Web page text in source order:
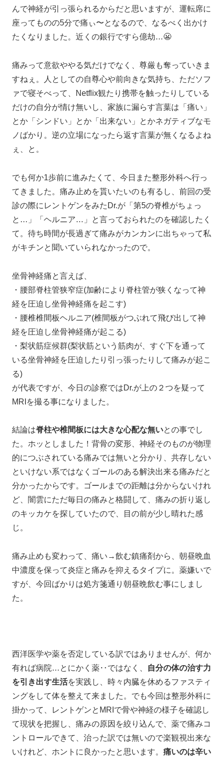
んで神経が引っ張られるからだと思いますが、運転席に
座ってものの5分で痛ぃ〜となるので、なるべく出かけ
たくなりました。近くの銀行ですら億劫…😬
痛みって意欲ややる気だけでなく、尊厳も奪っていきま
すねぇ。人としての自尊心や前向きな気持ち、ただソフ
ァで寝そべって、Netflix観たり携帯を触ったりしている
だけの自分が情け無いし、家族に漏らす言葉は「痛い」
とか「シンドい」とか「出来ない」とかネガティブなモ
ノばかり。逆の立場になったら返す言葉が無くなるよね
ぇ、と。
でも何か1歩前に進みたくて、今日また整形外科へ行っ
てきました。痛み止めを貰いたいのも有るし、前回の受
診の際にレントゲンをみたDr.が「第5の脊椎がちょっ
と…」「ヘルニア…」と言っておられたのを確認したく
て。待ち時間が長過ぎて痛みがカンカンに出ちゃって私
がキチンと聞いていられなかったので。
坐骨神経痛と言えば、
・腰部脊柱管狭窄症(加齢により脊柱管が狭くなって神
経を圧迫し坐骨神経痛を起こす)
・腰椎椎間板ヘルニア(椎間板がつぶれて飛び出して神
経を圧迫し坐骨神経痛が起こる)
・梨状筋症候群(梨状筋という筋肉が、すぐ下を通って
いる坐骨神経を圧迫したり引っ張ったりして痛みが起こ
る)
が代表ですが、今日の診察ではDr.が上の２つを疑って
MRIを撮る事になりました。
結論は脊柱や椎間板には大きな心配な無いとの事でし
た。ホッとしました！背骨の変形、神経そのものが物理
的につぶされている痛みでは無いと分かり、共存しない
といけない系ではなくゴールのある解決出来る痛みだと
分かったからです。ゴールまでの距離は分からないけれ
ど、闇雲にただ毎日の痛みと格闘して、痛みの折り返し
のキッカケを探していたので、目の前が少し晴れた感
じ。
痛み止めも変わって、痛い→飲む鎮痛剤から、朝昼晩血
中濃度を保って炎症と痛みを抑えるタイプに。薬嫌いで
すが、今回ばかりは処方箋通り朝昼晩飲む事にしまし
た。
西洋医学や薬を否定している訳ではありませんが、何か
有れば病院…とにかく薬‥ではなく、
自分の体の治す力
を引き出す生活を実践し、時々内臓を休めるファスティ
ングをして体を整えて来ました。でも今回は整形外科に
掛かって、レントゲンとMRIで骨や神経の様子を確認し
て現状を把握し、痛みの原因を絞り込んで、薬で痛みコ
ントロールできて、治った訳では無いので楽観視出来な
いけれど、ホントに良かったと思います。 痛いのは辛い